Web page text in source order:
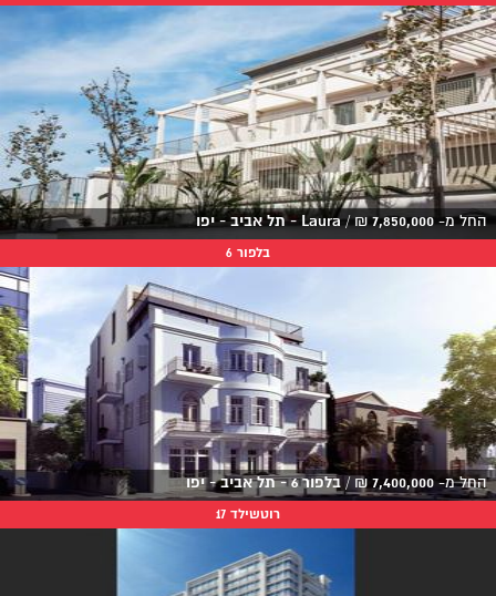
החל מ- 7,850,000
₪
/Laura - תל אביב - יפו
בלפור 6
החל מ- 7,400,000
₪
/ בלפור 6 - תל אביב - יפו
רוטשילד 17